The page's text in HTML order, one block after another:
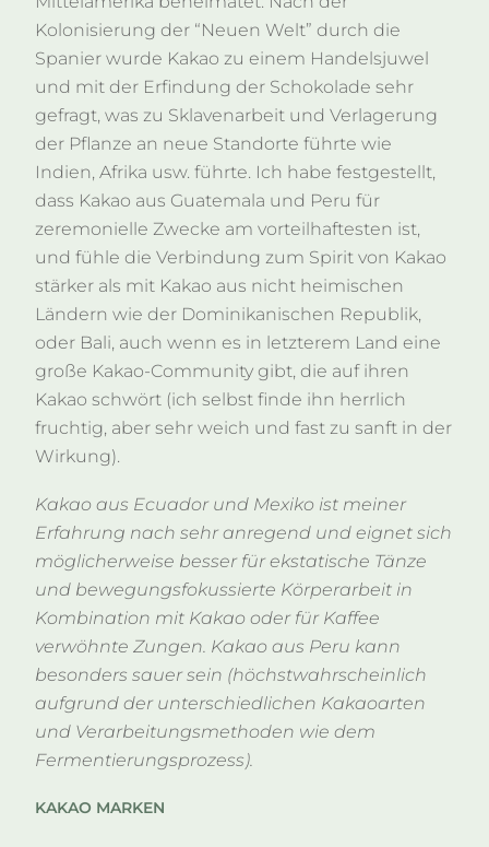
Kolonisierung der “Neuen Welt” durch die
Spanier wurde Kakao zu einem Handelsjuwel
und mit der Erfindung der Schokolade sehr
gefragt, was zu Sklavenarbeit und Verlagerung
der Pflanze an neue Standorte führte wie
Indien, Afrika usw. führte. Ich habe festgestellt,
dass Kakao aus Guatemala und Peru für
zeremonielle Zwecke am vorteilhaftesten ist,
und fühle die Verbindung zum Spirit von Kakao
stärker als mit Kakao aus nicht heimischen
Ländern wie der Dominikanischen Republik,
oder Bali, auch wenn es in letzterem Land eine
große Kakao-Community gibt, die auf ihren
Kakao schwört (ich selbst finde ihn herrlich
fruchtig, aber sehr weich und fast zu sanft in der
Wirkung).
Kakao aus Ecuador und Mexiko ist meiner
Erfahrung nach sehr anregend und eignet sich
möglicherweise besser für ekstatische Tänze
und bewegungsfokussierte Körperarbeit in
Kombination mit Kakao oder für Kaffee
verwöhnte Zungen. Kakao aus Peru kann
besonders sauer sein (höchstwahrscheinlich
aufgrund der unterschiedlichen Kakaoarten
und Verarbeitungsmethoden wie dem
Fermentierungsprozess).
KAKAO MARKEN